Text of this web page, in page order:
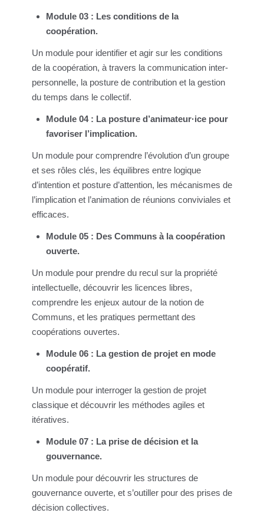
Module 03 : Les conditions de la
coopération.
Un module pour identifier et agir sur les conditions
de la coopération, à travers la communication inter-
personnelle, la posture de contribution et la gestion
du temps dans le collectif.
Module 04 : La posture d’animateur·ice pour
favoriser l’implication.
Un module pour comprendre l’évolution d’un groupe
et ses rôles clés, les équilibres entre logique
d’intention et posture d’attention, les mécanismes de
l’implication et l’animation de réunions conviviales et
efficaces.
Module 05 : Des Communs à la coopération
ouverte.
Un module pour prendre du recul sur la propriété
intellectuelle, découvrir les licences libres,
comprendre les enjeux autour de la notion de
Communs, et les pratiques permettant des
coopérations ouvertes.
Module 06 : La gestion de projet en mode
coopératif.
Un module pour interroger la gestion de projet
classique et découvrir les méthodes agiles et
itératives.
Module 07 : La prise de décision et la
gouvernance.
Un module pour découvrir les structures de
gouvernance ouverte, et s’outiller pour des prises de
décision collectives.